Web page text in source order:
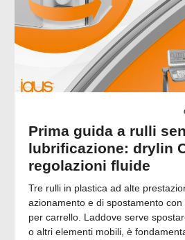
Prima guida a rulli
lubrificazione: drylin
regolazioni fluide
Tre rulli in plastica ad alte
azionamento e di spostamento
per carrello. Laddove serve
o altri elementi mobili, è